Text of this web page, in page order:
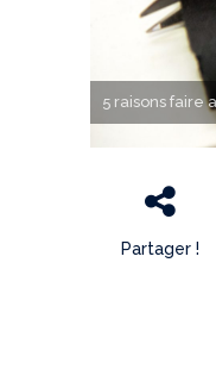
5 raisons faire
Partager !